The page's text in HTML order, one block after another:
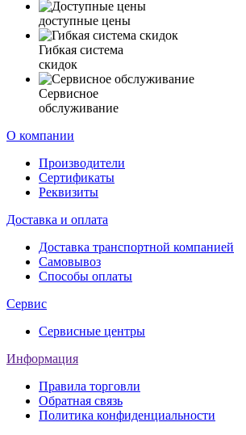
доступные цены
Гибкая система
скидок
Сервисное
обслуживание
О компании
Производители
Сертификаты
Реквизиты
Доставка и оплата
Доставка транспортной компанией
Самовывоз
Способы оплаты
Сервис
Сервисные центры
Информация
Правила торговли
Обратная связь
Политика конфиденциальности